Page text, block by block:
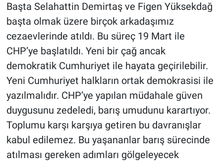
Başta Selahattin Demirtaş ve Figen Yüksekdağ
başta olmak üzere birçok arkadaşımız
cezaevlerinde atıldı. Bu süreç 19 Mart ile
CHP’ye başlatıldı. Yeni bir çağ ancak
demokratik Cumhuriyet ile hayata geçirilebilir.
Yeni Cumhuriyet halkların ortak demokrasisi ile
yazılmalıdır. CHP’ye yapılan müdahale güven
duygusunu zedeledi, barış umudunu karartıyor.
Toplumu karşı karşıya getiren bu davranışlar
kabul edilemez. Bu yaşananlar barış sürecinde
atılması gereken adımları gölgeleyecek